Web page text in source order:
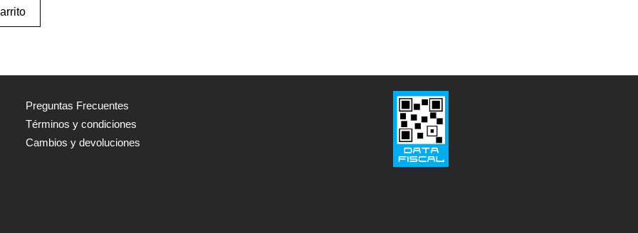
Preguntas Frecuentes
Términos y condiciones
Cambios y devoluciones